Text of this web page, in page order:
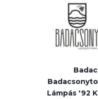
Lámpás '92